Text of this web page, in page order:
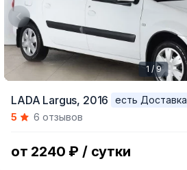
of
1 / 9
LADA Largus, 2016
есть Доставка
5
6 отзывов
от 2240 ₽ / сутки